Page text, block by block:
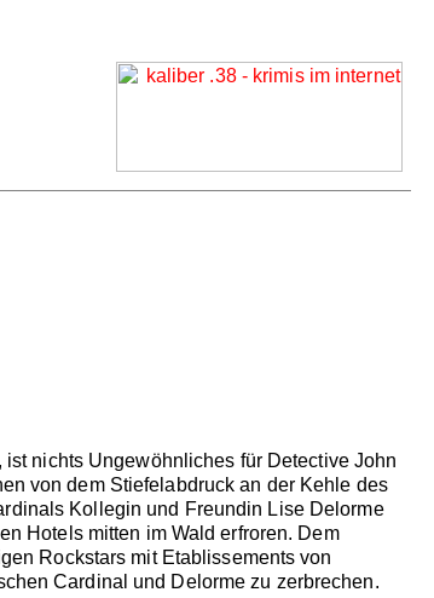
nichts Ungewöhnliches für Detective John
von dem Stiefelabdruck an der Kehle des
Kollegin und Freundin Lise Delorme
Hotels mitten im Wald erfroren. Dem
Rockstars mit Etablissements von
Cardinal und Delorme zu zerbrechen.